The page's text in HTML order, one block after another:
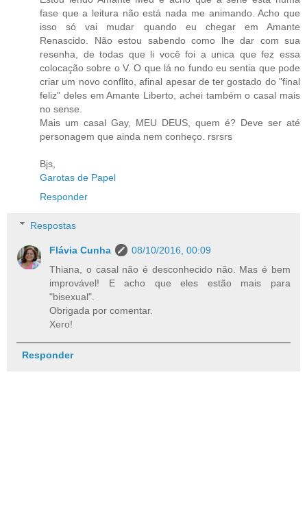
fase que a leitura não está nada me animando. Acho que
isso só vai mudar quando eu chegar em Amante
Renascido. Não estou sabendo como lhe dar com sua
resenha, de todas que li você foi a unica que fez essa
colocação sobre o V. O que lá no fundo eu sentia que pode
criar um novo conflito, afinal apesar de ter gostado do "final
feliz" deles em Amante Liberto, achei também o casal mais
no sense.
Mais um casal Gay, MEU DEUS, quem é? Deve ser até
personagem que ainda nem conheço. rsrsrs
Bjs,
Garotas de Papel
Responder
Respostas
Flávia Cunha
08/10/2016, 00:09
Thiana, o casal não é desconhecido não. Mas é bem
improvável! E acho que eles estão mais para
"bisexual".
Obrigada por comentar.
Xero!
Responder